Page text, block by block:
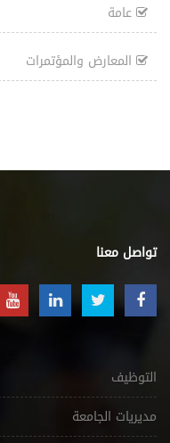
عامة
المعارض والمؤتمرات
تواصل معنا
التوظيف
مديريات الجامعة